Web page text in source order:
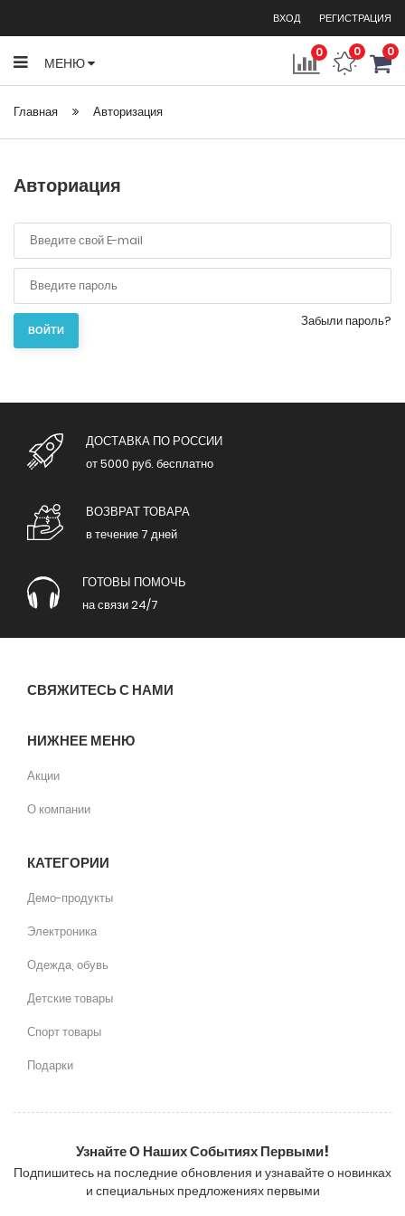
ВХОД РЕГИСТРАЦИЯ
0 0 0
МЕНЮ
Главная Авторизация
Авториация
ВОЙТИ
Забыли пароль?
ДОСТАВКА ПО РОССИИ
от 5000 руб. бесплатно
ВОЗВРАТ ТОВАРА
в течение 7 дней
ГОТОВЫ ПОМОЧЬ
на связи 24/7
СВЯЖИТЕСЬ С НАМИ
НИЖНЕЕ МЕНЮ
Акции
О компании
КАТЕГОРИИ
Демо-продукты
Электроника
Одежда, обувь
Детские товары
Спорт товары
Подарки
Узнайте О Наших Событиях Первыми!
Подпишитесь на последние обновления и узнавайте о новинках
и специальных предложениях первыми